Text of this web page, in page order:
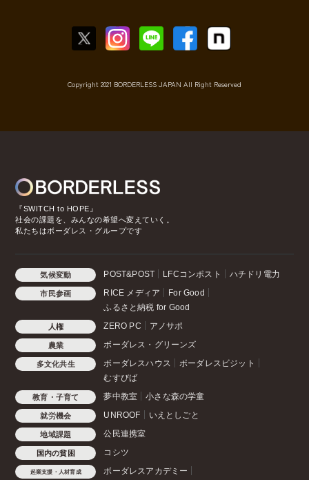
Copyright 2021 BORDERLESS JAPAN All Right Reserved
『SWITCH to HOPE』
社会の課題を、みんなの希望へ変えていく。
私たちはボーダレス・グループです
気候変動 POST&POST LFCコンポスト ハチドリ電力
市民参画 RICE メディア
For Good
ふるさと納税 for Good
人権 ZERO PC アノサポ
農業 ボーダレス・グリーンズ
多文化共生 ボーダレスハウス
ボーダレスビジット
むすびば
教育・子育て 夢中教室 小さな森の学童
就労機会 UNROOF いえとしごと
地域課題 公民連携室
国内の貧困 コシツ
起業支援・人材育成 ボーダレスアカデミー